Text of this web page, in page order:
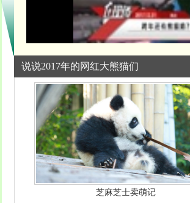
说说2017年的网红大熊猫们
芝麻芝士卖萌记